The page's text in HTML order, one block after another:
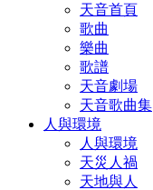
天音首頁
歌曲
樂曲
歌譜
天音劇場
天音歌曲集
人與環境
人與環境
天災人禍
天地與人